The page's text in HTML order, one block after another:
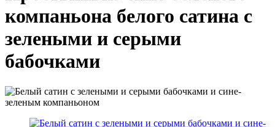
компаньона белого сатина с
зелеными и серыми
бабочками